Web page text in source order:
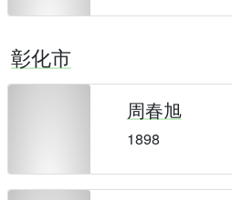
彰化市
周春旭
1898